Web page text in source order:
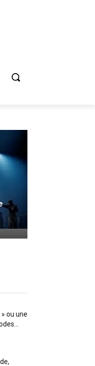
ou une